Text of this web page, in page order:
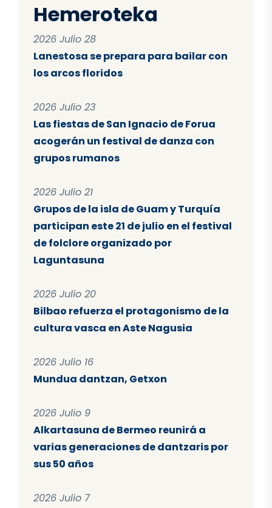
Hemeroteka
2026 Julio 28
Lanestosa se prepara para bailar con
los arcos floridos
2026 Julio 23
Las fiestas de San Ignacio de Forua
acogerán un festival de danza con
grupos rumanos
2026 Julio 21
Grupos de la isla de Guam y Turquía
participan este 21 de julio en el festival
de folclore organizado por
Laguntasuna
2026 Julio 20
Bilbao refuerza el protagonismo de la
cultura vasca en Aste Nagusia
2026 Julio 16
Mundua dantzan, Getxon
2026 Julio 9
Alkartasuna de Bermeo reunirá a
varias generaciones de dantzaris por
sus 50 años
2026 Julio 7